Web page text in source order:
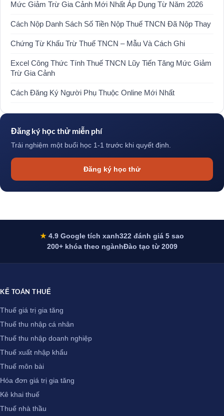
Mức Giảm Trừ Gia Cảnh Mới Nhất Áp Dụng Từ Năm 2026
Cách Nộp Danh Sách Số Tiền Nộp Thuế TNCN Đã Nộp Thay
Chứng Từ Khấu Trừ Thuế TNCN – Mẫu Và Cách Ghi
Excel Công Thức Tính Thuế TNCN Lũy Tiến Tăng Mức Giảm
Trừ Gia Cảnh
Cách Đăng Ký Người Phụ Thuộc Online Mới Nhất
Đăng ký học thử miễn phí
Trải nghiệm một buổi học 1-1 trước khi quyết định.
Đăng ký học thử
★ 4.9 Google tích xanh322 đánh giá 5 sao
200+ khóa theo ngànhĐào tạo từ 2009
KẾ TOÁN THUẾ
Thuế giá trị gia tăng
Thuế thu nhập cá nhân
Thuế thu nhập doanh nghiệp
Thuế xuất nhập khẩu
Thuế môn bài
Hóa đơn giá trị gia tăng
Kê khai thuế
Thuế nhà thầu